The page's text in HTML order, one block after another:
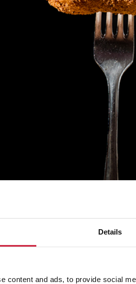
Details
content and ads, to provide social
de mezclar harina,
hielo a la masa para asegurar un
huevo. La tempura se utiliza